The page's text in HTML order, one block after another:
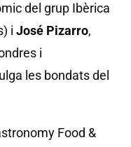
del grup Ibèrica
i José Pizarro,
i
les bondats del
Food &